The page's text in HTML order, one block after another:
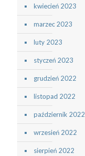
kwiecień 2023
marzec 2023
luty 2023
styczeń 2023
grudzień 2022
listopad 2022
październik 2022
wrzesień 2022
sierpień 2022